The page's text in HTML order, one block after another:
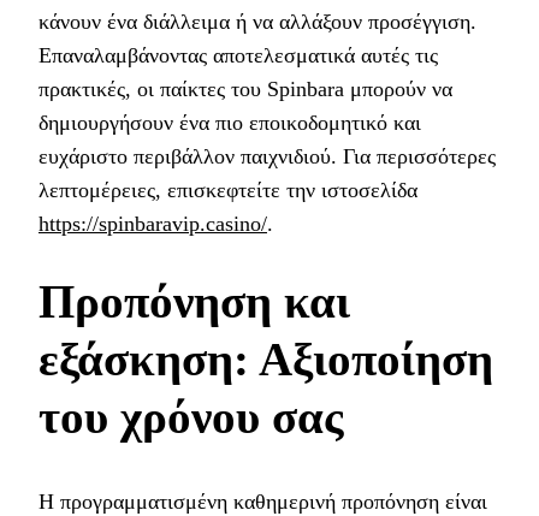
κάνουν ένα διάλλειμα ή να αλλάξουν προσέγγιση.
Επαναλαμβάνοντας αποτελεσματικά αυτές τις
πρακτικές, οι παίκτες του Spinbara μπορούν να
δημιουργήσουν ένα πιο εποικοδομητικό και
ευχάριστο περιβάλλον παιχνιδιού. Για περισσότερες
λεπτομέρειες, επισκεφτείτε την ιστοσελίδα
https://spinbaravip.casino/.
Προπόνηση και
εξάσκηση: Αξιοποίηση
του χρόνου σας
Η προγραμματισμένη καθημερινή προπόνηση είναι